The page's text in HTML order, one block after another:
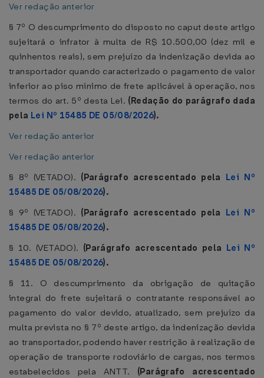
Ver redação anterior
§ 7º O descumprimento do disposto no caput deste artigo
sujeitará o infrator à multa de R$ 10.500,00 (dez mil e
quinhentos reais), sem prejuízo da indenização devida ao
transportador quando caracterizado o pagamento de valor
inferior ao piso mínimo de frete aplicável à operação, nos
termos do art. 5º desta Lei. (Redação do parágrafo dada
pela Lei Nº 15485 DE 05/08/2026).
Ver redação anterior
Ver redação anterior
§ 8º (VETADO). (Parágrafo acrescentado pela Lei Nº
15485 DE 05/08/2026).
§ 9º (VETADO). (Parágrafo acrescentado pela Lei Nº
15485 DE 05/08/2026).
§ 10. (VETADO). (Parágrafo acrescentado pela Lei Nº
15485 DE 05/08/2026).
§ 11. O descumprimento da obrigação de quitação
integral do frete sujeitará o contratante responsável ao
pagamento do valor devido, atualizado, sem prejuízo da
multa prevista no § 7º deste artigo, da indenização devida
ao transportador, podendo haver restrição à realização de
operação de transporte rodoviário de cargas, nos termos
estabelecidos pela ANTT. (Parágrafo acrescentado